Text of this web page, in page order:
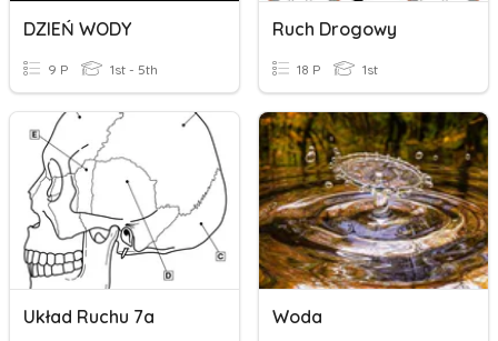
DZIEŃ WODY
9 P 1st - 5th
Ruch Drogowy
18 P 1st
Układ Ruchu 7a Woda